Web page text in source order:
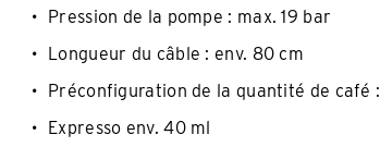
Pression de la pompe : max. 19 bar
Longueur du câble : env. 80 cm
Préconfiguration de la quantité de café :
Expresso env. 40 ml